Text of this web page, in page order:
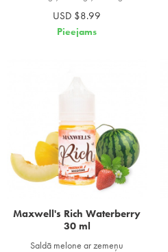
USD $8.99
Pieejams
Maxwell's Rich Waterberry
30 ml
Saldā melone ar zemeņu